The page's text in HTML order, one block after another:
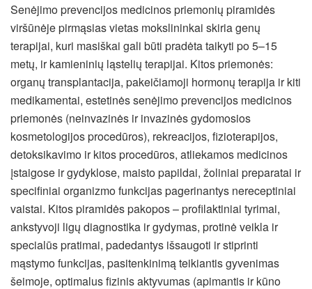
Senėjimo prevencijos medicinos priemonių piramidės
viršūnėje pirmąsias vietas mokslininkai skiria genų
terapijai, kuri masiškai gali būti pradėta taikyti po 5–15
metų, ir kamieninių ląstelių terapijai. Kitos priemonės:
organų transplantacija, pakeičiamoji hormonų terapija ir kiti
medikamentai, estetinės senėjimo prevencijos medicinos
priemonės (neinvazinės ir invazinės gydomosios
kosmetologijos procedūros), rekreacijos, fizioterapijos,
detoksikavimo ir kitos procedūros, atliekamos medicinos
įstaigose ir gydyklose, maisto papildai, žoliniai preparatai ir
specifiniai organizmo funkcijas pagerinantys nereceptiniai
vaistai. Kitos piramidės pakopos – profilaktiniai tyrimai,
ankstyvoji ligų diagnostika ir gydymas, protinė veikla ir
specialūs pratimai, padedantys išsaugoti ir stiprinti
mąstymo funkcijas, pasitenkinimą teikiantis gyvenimas
šeimoje, optimalus fizinis aktyvumas (apimantis ir kūno